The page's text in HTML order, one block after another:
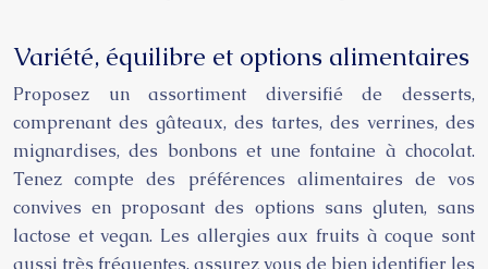
Variété, équilibre et options alimentaires
Proposez un assortiment diversifié de desserts,
comprenant des gâteaux, des tartes, des verrines, des
mignardises, des bonbons et une fontaine à chocolat.
Tenez compte des préférences alimentaires de vos
convives en proposant des options sans gluten, sans
lactose et vegan. Les allergies aux fruits à coque sont
aussi très fréquentes, assurez vous de bien identifier les